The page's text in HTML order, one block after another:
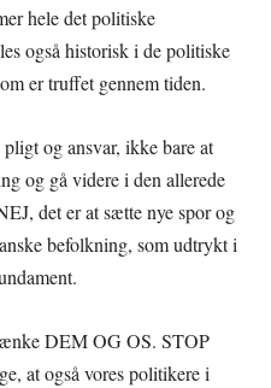
hele det politiske
også historisk i de politiske
er truffet gennem tiden.
og ansvar, ikke bare at
og gå videre i den allerede
det er at sætte nye spor og
befolkning, som udtrykt i
DEM OG OS. STOP
at også vores politikere i